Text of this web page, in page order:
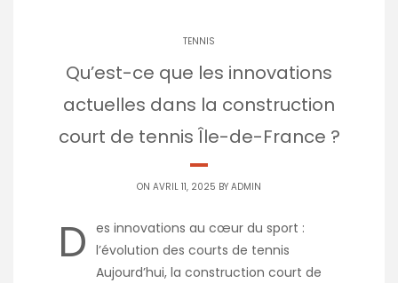
TENNIS
Qu’est-ce que les innovations
actuelles dans la construction
court de tennis Île-de-France ?
ON AVRIL 11, 2025 BY ADMIN
D es innovations au cœur du sport :
l’évolution des courts de tennis
Aujourd’hui, la construction court de